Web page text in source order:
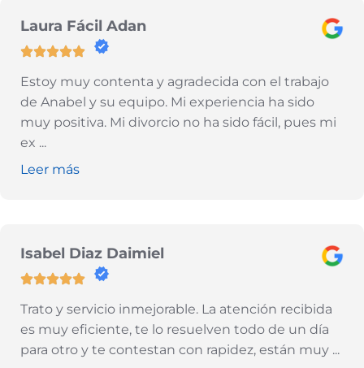
Laura Fácil Adan
Estoy muy contenta y agradecida con el trabajo
de Anabel y su equipo. Mi experiencia ha sido
muy positiva. Mi divorcio no ha sido fácil, pues mi
ex ...
Leer más
Isabel Diaz Daimiel
Trato y servicio inmejorable. La atención recibida
es muy eficiente, te lo resuelven todo de un día
para otro y te contestan con rapidez, están muy ...